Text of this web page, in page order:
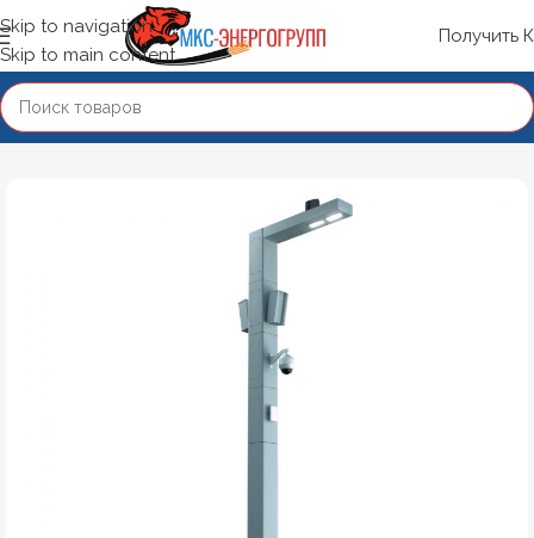
Skip to navigation
Skip to main content
Получить